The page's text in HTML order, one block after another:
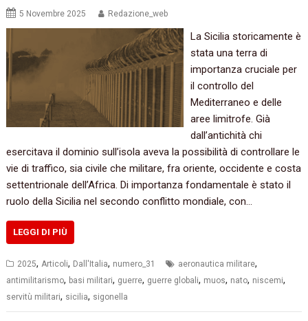
5 Novembre 2025 Redazione_web
La Sicilia storicamente è
stata una terra di
importanza cruciale per
il controllo del
Mediterraneo e delle
aree limitrofe. Già
dall’antichità chi
esercitava il dominio sull’isola aveva la possibilità di controllare le
vie di traffico, sia civile che militare, fra oriente, occidente e costa
settentrionale dell’Africa. Di importanza fondamentale è stato il
ruolo della Sicilia nel secondo conflitto mondiale, con…
LEGGI DI PIÙ
2025, Articoli, Dall'Italia, numero_31 aeronautica militare,
antimilitarismo, basi militari, guerre, guerre globali, muos, nato, niscemi,
servitù militari, sicilia, sigonella